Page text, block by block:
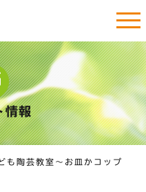
情報
も陶芸教室～お皿かコップ